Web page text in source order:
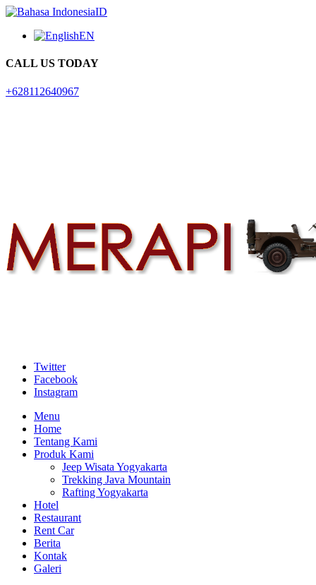
ID
EN
CALL US TODAY
+628112640967
Twitter
Facebook
Instagram
Menu
Home
Tentang Kami
Produk Kami
Jeep Wisata Yogyakarta
Trekking Java Mountain
Rafting Yogyakarta
Hotel
Restaurant
Rent Car
Berita
Kontak
Galeri